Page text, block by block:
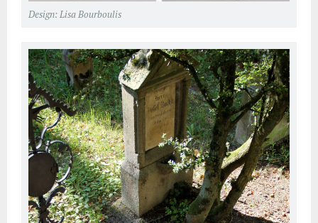
Design: Lisa Bourboulis